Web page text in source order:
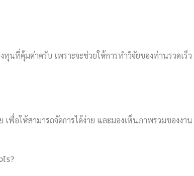
ทุนที่คุ้มค่าครับ เพราะจะช่วยให้การทำวิจัยของท่านรวดเร็ว
พื่อให้สามารถจัดการได้ง่าย และมองเห็นภาพรวมของงาน
ร?